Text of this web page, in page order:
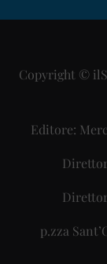
Copyright ©
Editore:
p.zza